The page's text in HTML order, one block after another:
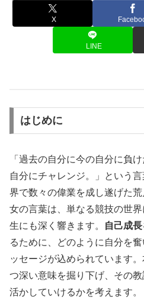
X
LINE
はじめに
「過去の自分に今の自分に負
自分にチャレンジ。」という
界で数々の偉業を成し遂げた
女の言葉は、単なる競技の世
生にも深く響きます。
自己成長
るために、どのように自分を
ッセージが込められています
つ深い意味を掘り下げ、その
活かしていけるかを考えます。